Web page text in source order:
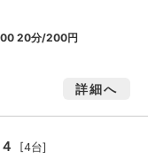
20分/200円
詳細へ
[4台]